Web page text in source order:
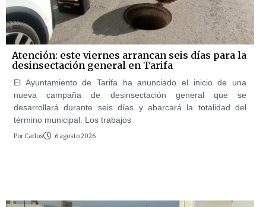
Atención: este viernes arrancan seis días para la
desinsectación general en Tarifa
El Ayuntamiento de Tarifa ha anunciado el inicio de una
nueva campaña de desinsectación general que se
desarrollará durante seis días y abarcará la totalidad del
término municipal. Los trabajos
Por Carlos 6 agosto 2026